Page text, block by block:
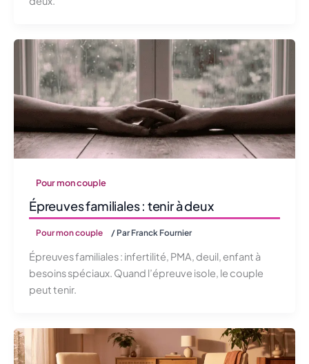
Pour mon couple
Épreuves familiales : tenir à deux
Pour mon couple / Par Franck Fournier
Épreuves familiales : infertilité, PMA, deuil, enfant à
besoins spéciaux. Quand l’épreuve isole, le couple
peut tenir.